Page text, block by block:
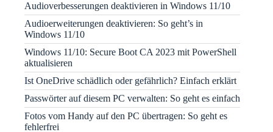
Audioverbesserungen deaktivieren in Windows 11/10
Audioerweiterungen deaktivieren: So geht’s in
Windows 11/10
Windows 11/10: Secure Boot CA 2023 mit PowerShell
aktualisieren
Ist OneDrive schädlich oder gefährlich? Einfach erklärt
Passwörter auf diesem PC verwalten: So geht es einfach
Fotos vom Handy auf den PC übertragen: So geht es
fehlerfrei